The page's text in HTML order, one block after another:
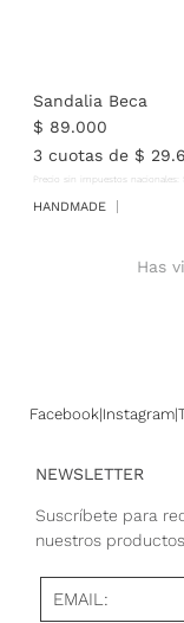
Sandalia Beca
$ 89.000
3cuotas de $ 29.
Precio sin impuestos nacionales:
HANDMADE
Has
Facebook Instagram
NEWSLETTER
Suscríbete para
nuestros
EMAIL: